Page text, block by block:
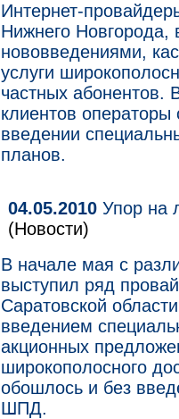
Интернет-
Нижнего Новгорода,
нововведениями,
услуги
частных абонентов.
клиентов
введении
планов.
04.05.2010 Упор на
(Новости)
В начале мая с
выступил ряд
Саратовской
введением
акционных
широкополосного
обошлось и без
ШПД.